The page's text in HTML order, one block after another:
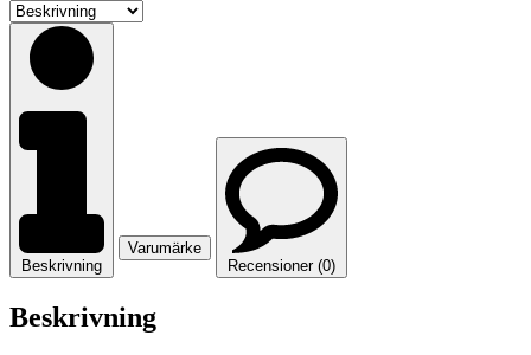
Beskrivning
Varumärke
Recensioner (0)
Beskrivning